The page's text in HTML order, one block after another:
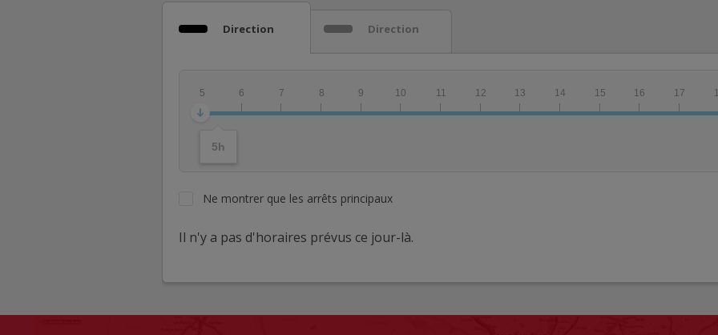
Direction Direction
5h
5 6 7 8 9 10 11 12 13 14 15 16 17
Ne montrer que les arrêts principaux
Il n'y a pas d'horaires prévus ce jour-là.